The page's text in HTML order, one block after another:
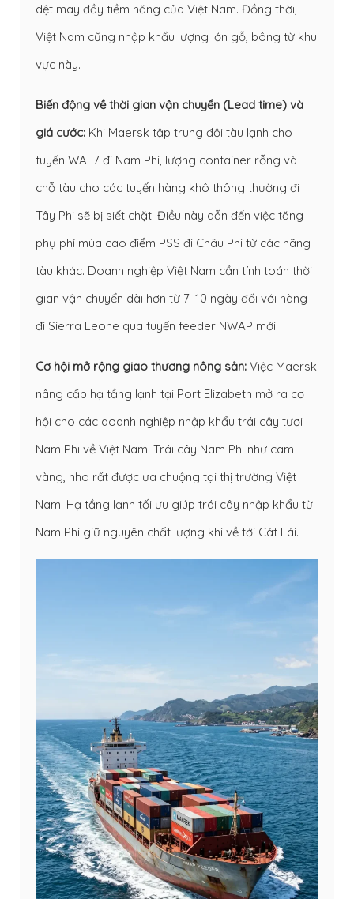
dệt may đầy tiềm năng của Việt Nam. Đồng thời,
Việt Nam cũng nhập khẩu lượng lớn gỗ, bông từ khu
vực này.
Biến động về thời gian vận chuyển (Lead time) và
giá cước: Khi Maersk tập trung đội tàu lạnh cho
tuyến WAF7 đi Nam Phi, lượng container rỗng và
chỗ tàu cho các tuyến hàng khô thông thường đi
Tây Phi sẽ bị siết chặt. Điều này dẫn đến việc tăng
phụ phí mùa cao điểm PSS đi Châu Phi từ các hãng
tàu khác. Doanh nghiệp Việt Nam cần tính toán thời
gian vận chuyển dài hơn từ 7–10 ngày đối với hàng
đi Sierra Leone qua tuyến feeder NWAP mới.
Cơ hội mở rộng giao thương nông sản: Việc Maersk
nâng cấp hạ tầng lạnh tại Port Elizabeth mở ra cơ
hội cho các doanh nghiệp nhập khẩu trái cây tươi
Nam Phi về Việt Nam. Trái cây Nam Phi như cam
vàng, nho rất được ưa chuộng tại thị trường Việt
Nam. Hạ tầng lạnh tối ưu giúp trái cây nhập khẩu từ
Nam Phi giữ nguyên chất lượng khi về tới Cát Lái.